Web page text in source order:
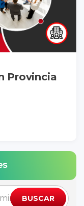
Provincia
BUSCAR